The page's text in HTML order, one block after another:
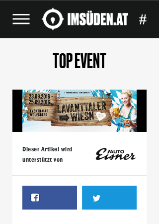
#
TOP EVENT
Dieser Artikel wird
unterstützt von